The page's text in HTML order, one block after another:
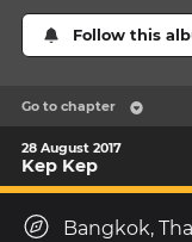
Follow this
Go to chapter
28 August 2017
Kep Kep
Bangkok,